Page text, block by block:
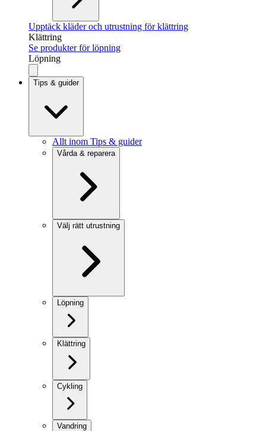
Upptäck kläder och utrustning för klättring
Klättring
Se produkter för löpning
Löpning
Tips & guider
Allt inom Tips & guider
Vårda & reparera
Välj rätt utrustning
Löpning
Klättring
Cykling
Vandring